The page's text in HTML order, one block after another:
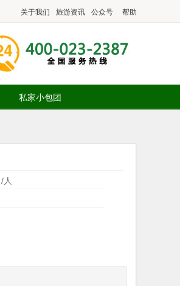
关于我们 旅游资讯 公众号 帮助
私家小包团
/人